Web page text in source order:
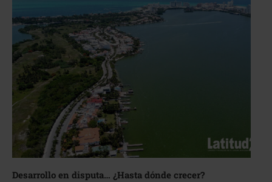
Desarrollo en disputa… ¿Hasta dónde crecer?